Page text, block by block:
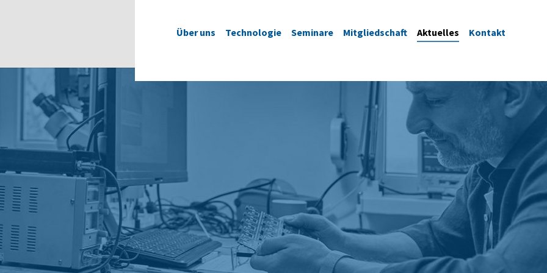
Über uns Technologie Seminare Mitgliedschaft Aktuelles Kontakt